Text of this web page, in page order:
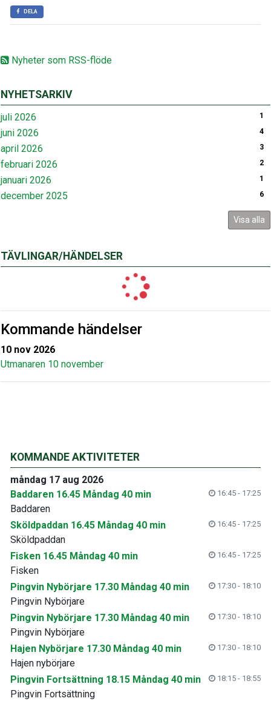
Nyheter som RSS-flöde
NYHETSARKIV
juli 2026 1
juni 2026 4
april 2026 3
februari 2026 2
januari 2026 1
december 2025 6
Visa alla
TÄVLINGAR/HÄNDELSER
Kommande händelser
10 nov 2026
Utmanaren 10 november
DELA
KOMMANDE AKTIVITETER
måndag 17 aug 2026
Baddaren 16.45 Måndag 40 min
16:45 - 17:25
Baddaren
Sköldpaddan 16.45 Måndag 40 min
16:45 - 17:25
Sköldpaddan
Fisken 16.45 Måndag 40 min
16:45 - 17:25
Fisken
Pingvin Nybörjare 17.30 Måndag 40 min
17:30 - 18:10
Pingvin Nybörjare
Pingvin Nybörjare 17.30 Måndag 40 min
17:30 - 18:10
Pingvin Nybörjare
Hajen Nybörjare 17.30 Måndag 40 min
17:30 - 18:10
Hajen nybörjare
Pingvin Fortsättning 18.15 Måndag 40 min
18:15 - 18:55
Pingvin Fortsättning